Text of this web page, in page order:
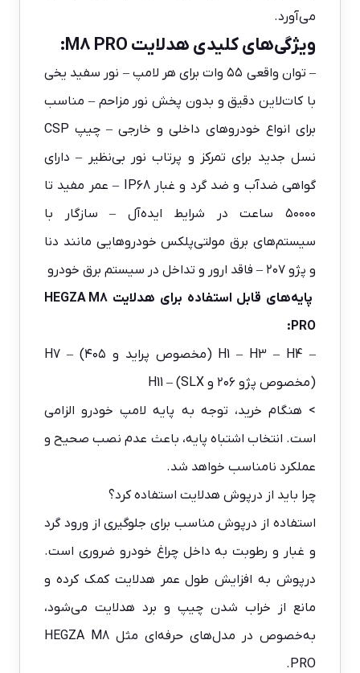
می‌آورد.
ویژگی‌های کلیدی هدلایت M8 PRO:
– توان واقعی ۵۵ وات برای هر لامپ – نور سفید یخی
با کات‌لاین دقیق و بدون پخش نور مزاحم – مناسب
برای انواع خودروهای داخلی و خارجی – چیپ CSP
نسل جدید برای تمرکز و پرتاب نور بی‌نظیر – دارای
گواهی ضدآب و ضد گرد و غبار IP68 – عمر مفید تا
۵۰۰۰۰ ساعت در شرایط ایده‌آل – سازگار با
سیستم‌های برق مولتی‌پلکس خودروهایی مانند دنا
و پژو ۲۰۷ – فاقد ارور و تداخل در سیستم برق خودرو
پایه‌های قابل استفاده برای هدلایت HEGZA M8
PRO:
– H1 – H3 – H4 (مخصوص پراید و ۴۰۵) – H7
(مخصوص پژو ۲۰۶ و SLX) – H11
> هنگام خرید، توجه به پایه لامپ خودرو الزامی
است. انتخاب اشتباه پایه، باعث عدم نصب صحیح و
عملکرد نامناسب خواهد شد.
چرا باید از درپوش هدلایت استفاده کرد؟
استفاده از درپوش مناسب برای جلوگیری از ورود گرد
و غبار و رطوبت به داخل چراغ خودرو ضروری است.
درپوش به افزایش طول عمر هدلایت کمک کرده و
مانع از خراب شدن چیپ و برد هدلایت می‌شود،
به‌خصوص در مدل‌های حرفه‌ای مثل HEGZA M8
PRO.